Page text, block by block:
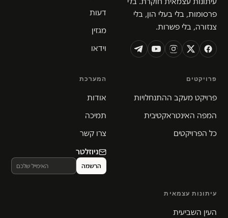
פרסומות, בלי בעלי הון, בלי
צנזורה, בלי פשרות.
דעות
מגזין
וידאו
פרויקטים
פרויקט מעקב ההתנחלויות
המפה האינטראקטיבית
כל הפרויקטים
המערכת
אודות
תמיכה
צרו קשר
ניוזלטר
עיתונות עצמאית
העין השביעית